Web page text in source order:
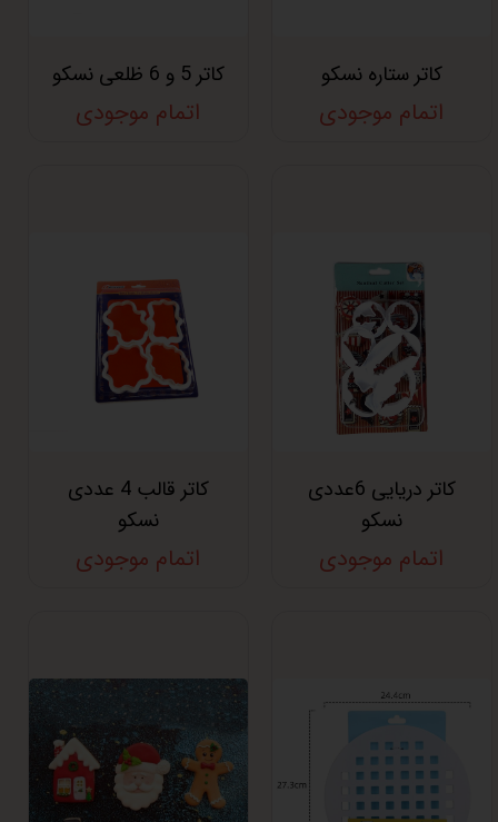
کاتر ستاره نسکو
اتمام موجودی
کاتر 5 و 6 ظلعی نسکو
اتمام موجودی
کاتر دریایی 6عددی
نسکو
اتمام موجودی
کاتر قالب 4 عددی
نسکو
اتمام موجودی